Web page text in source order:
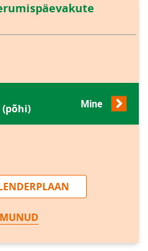
(põhi) Mine